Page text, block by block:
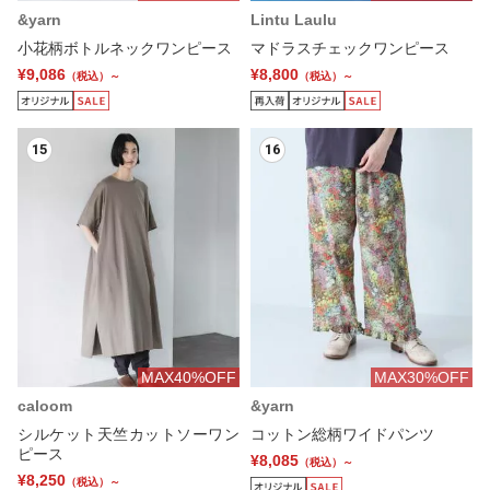
&yarn
小花柄ボトルネックワンピース
¥9,086 （税込）～
Lintu Laulu
マドラスチェックワンピース
¥8,800 （税込）～
15
MAX40%OFF
caloom
シルケット天竺カットソーワン
ピース
¥8,250 （税込）～
16
MAX30%OFF
&yarn
コットン総柄ワイドパンツ
¥8,085 （税込）～